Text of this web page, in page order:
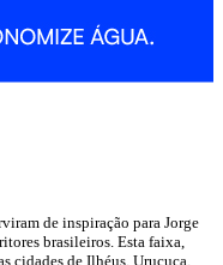
de inspiração para Jorge
brasileiros. Esta faixa,
cidades de Ilhéus, Uruçuca,